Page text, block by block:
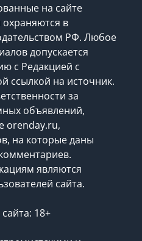
на сайте
в
РФ. Любое
допускается
с Редакцией с
ссылкой на источник.
за
объявлений,
orenday.ru,
на которые даны
являются
сайта.
18+